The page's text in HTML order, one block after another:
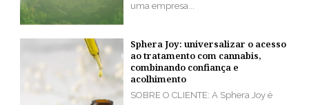
uma empresa...
Sphera Joy: universalizar o acesso
ao tratamento com cannabis,
combinando confiança e
acolhimento
SOBRE O CLIENTE: A Sphera Joy é